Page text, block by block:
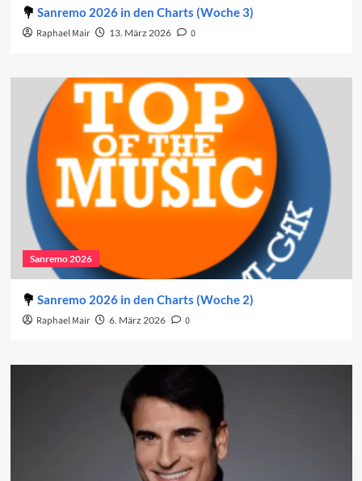
Sanremo 2026 in den Charts (Woche 3)
Raphael Mair 13. März 2026 0
Sanremo 2026
Sanremo 2026 in den Charts (Woche 2)
Raphael Mair 6. März 2026 0